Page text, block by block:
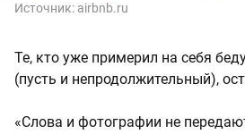
Источник: airbnb.ru
Те, кто уже примерил на себя
(пусть и непродолжительный),
«Слова и фотографии не